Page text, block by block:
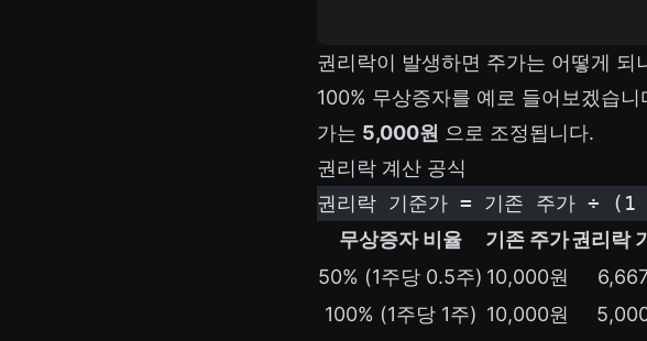
권리락이 발생하면 주가는 어떻게 되
100% 무상증자를 예로 들어보겠습
가는 5,000원 으로 조정됩니다.
권리락 계산 공식
권리락 기준가 = 기존 주가 ÷ (1
무상증자 비율
기존 주가권리락
50% (1주당 0.5주) 10,000원
100% (1주당 1주) 10,000원